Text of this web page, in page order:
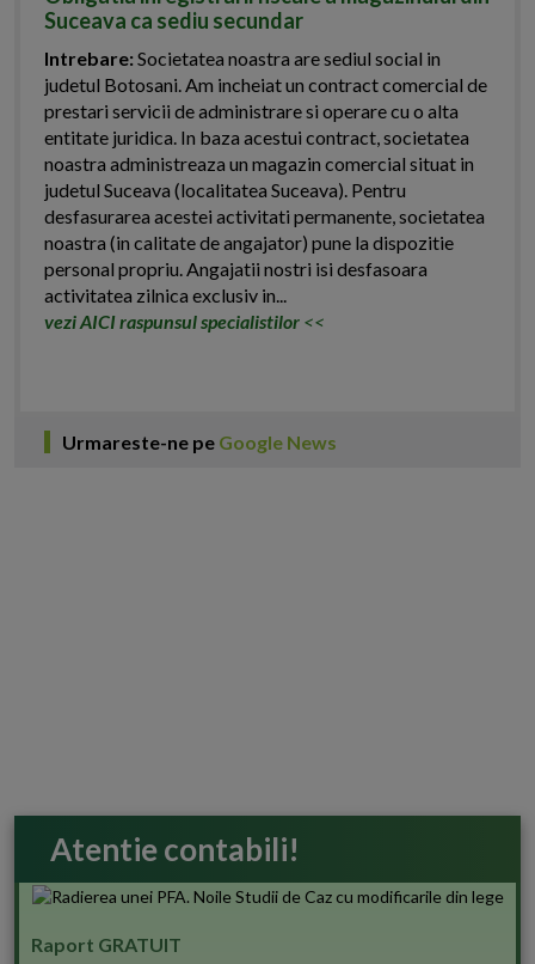
Suceava ca sediu secundar
Intrebare:Societatea noastra are sediul social in
judetul Botosani. Am incheiat un contract comercial de
prestari servicii de administrare si operare cu o alta
entitate juridica. In baza acestui contract, societatea
noastra administreaza un magazin comercial situat in
judetul Suceava (localitatea Suceava). Pentru
desfasurarea acestei activitati permanente, societatea
noastra (in calitate de angajator) pune la dispozitie
personal propriu. Angajatii nostri isi desfasoara
activitatea zilnica exclusiv in...
vezi AICI raspunsul specialistilor <<
Urmareste-ne pe Google News
Atentie contabili!
Raport GRATUIT